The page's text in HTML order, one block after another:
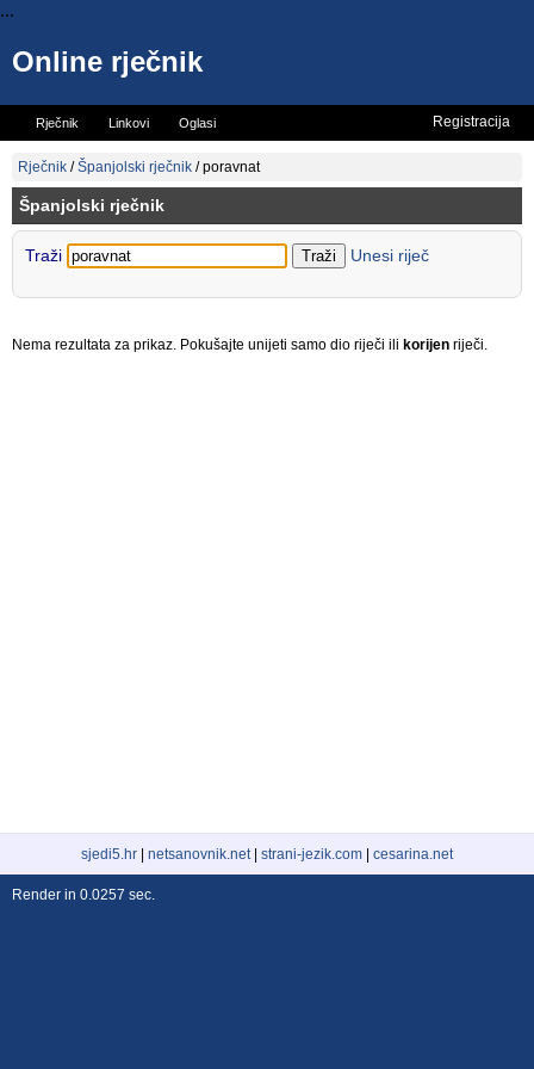
...
Online rječnik
Rječnik Linkovi Oglasi
Vicevi
Registracija
Rječnik /Španjolski rječnik /poravnat
Španjolski rječnik
Traži Unesi riječ
Nema rezultata za prikaz. Pokušajte unijeti samo dio riječi ili korijen riječi.
sjedi5.hr netsanovnik.net| strani-jezik.com cesarina.net
Render in 0.0257 sec.